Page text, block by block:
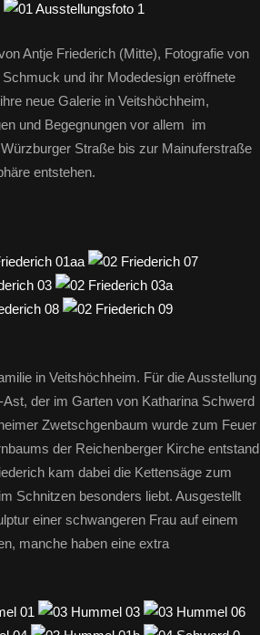
Antje Friederich (Mitte), Fotografie von
und ihr Modedesign eröffnete
neue Galerie in Veitshöchheim,
und Begegnungen vor allem im
Straße bis zur Mainuferstraße
entstehen.
in Veitshöchheim. Für die Ausstellung
der im Garten von Katharina Schwerd
Zwetschgenbaum wurde zum Feuer
der Reichenberger Kirche entstand
kam dabei die Kettensäge zum
Schnitzen besonders liebt. Ausgestellt
einer schwangeren Frau auf einem
manche haben eine extra